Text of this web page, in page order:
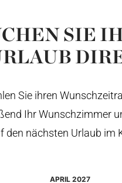
SIE
Sie ihren
Ihr Wunschzimmer
den nächsten Urlaub im
APRIL 2027